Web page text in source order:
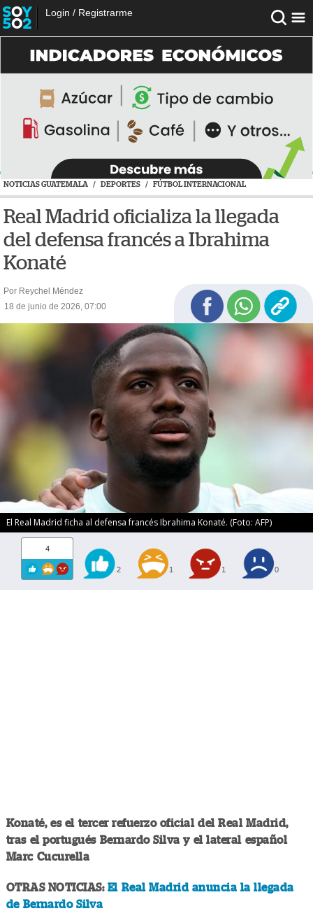
Login / Registrarme
NOTICIAS GUATEMALA / DEPORTES / FÚTBOL INTERNACIONAL
Real Madrid oficializa la llegada
del defensa francés a Ibrahima
Konaté
Por Reychel Méndez
18 de junio de 2026, 07:00
El Real Madrid ficha al defensa francés Ibrahima Konaté. (Foto: AFP)
4
2 1 1 0
Konaté, es el tercer refuerzo oficial del Real Madrid,
tras el portugués Bernardo Silva y el lateral español
Marc Cucurella
OTRAS NOTICIAS: El Real Madrid anuncia la llegada
de Bernardo Silva